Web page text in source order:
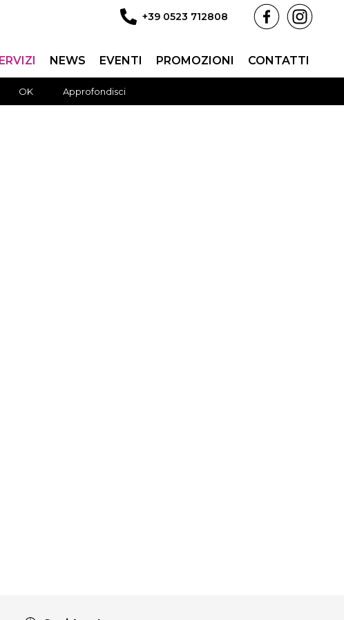
OK Approfondisci
+39 0523 712808
NEWS EVENTI PROMOZIONI CONTATTI